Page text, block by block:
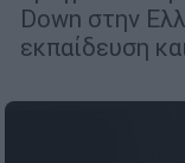
Down στην
εκπαίδευση